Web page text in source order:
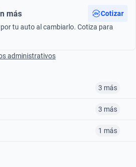
más
Cotizar
tu auto al cambiarlo. Cotiza para
administrativos
3 más
3 más
1 más